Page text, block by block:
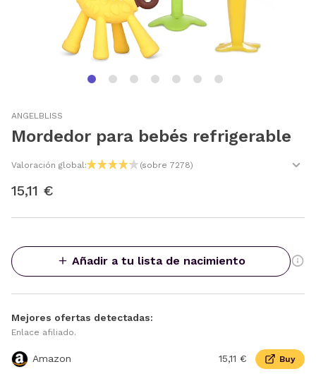
ANGELBLISS
Mordedor para bebés refrigerable
Valoración global: (sobre 7278)
15,11 €
Añadir a tu lista de nacimiento
Mejores ofertas detectadas:
Enlace afiliado.
Amazon 15,11 € Buy